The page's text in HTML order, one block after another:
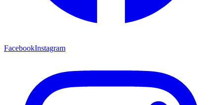
FacebookInstagram